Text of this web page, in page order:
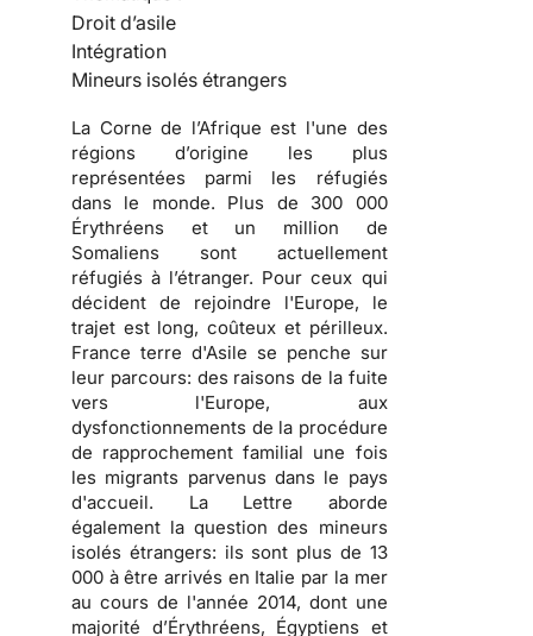
Droit d’asile
Intégration
Mineurs isolés étrangers
La Corne de l’Afrique est l'une des
régions d’origine les plus
représentées parmi les réfugiés
dans le monde. Plus de 300 000
Érythréens et un million de
Somaliens sont actuellement
réfugiés à l’étranger. Pour ceux qui
décident de rejoindre l'Europe, le
trajet est long, coûteux et périlleux.
France terre d'Asile se penche sur
leur parcours: des raisons de la fuite
vers l'Europe, aux
dysfonctionnements de la procédure
de rapprochement familial une fois
les migrants parvenus dans le pays
d'accueil. La Lettre aborde
également la question des mineurs
isolés étrangers: ils sont plus de 13
000 à être arrivés en Italie par la mer
au cours de l'année 2014, dont une
majorité d’Érythréens, Égyptiens et